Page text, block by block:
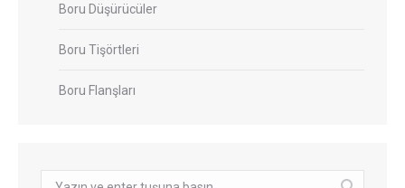
Boru Düşürücüler
Boru Tişörtleri
Boru Flanşları
Arama: